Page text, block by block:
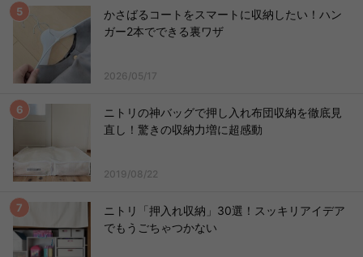
かさばるコートをスマートに収納したい！ハン
ガー2本でできる裏ワザ
2026/05/17
ニトリの神バッグで押し入れ布団収納を徹底見
直し！驚きの収納力増に超感動
2019/08/22
ニトリ「押入れ収納」30選！スッキリアイデア
でもうごちゃつかない